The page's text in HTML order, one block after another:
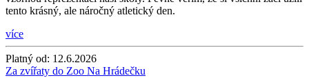
tento krásný, ale náročný atletický den.
více
Platný od: 12.6.2026
Za zvířaty do Zoo Na Hrádečku